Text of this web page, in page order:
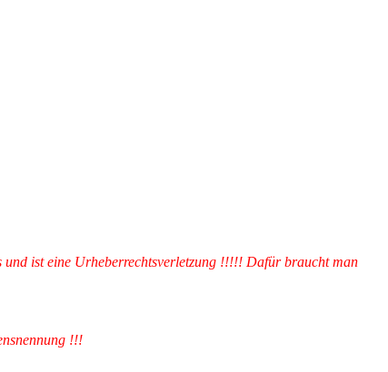
ist eine Urheberrechtsverletzung !!!!! Dafür braucht man
!!!